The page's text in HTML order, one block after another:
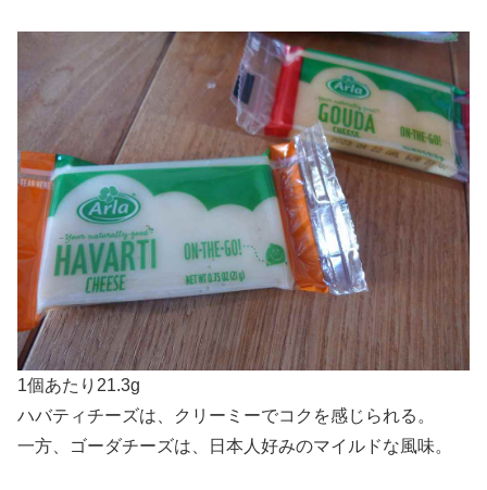
1個あたり21.3g
ハバティチーズは、クリーミーでコクを感じられる。
一方、ゴーダチーズは、日本人好みのマイルドな風味。